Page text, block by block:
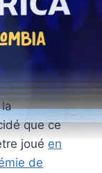
que ce
joué en
de